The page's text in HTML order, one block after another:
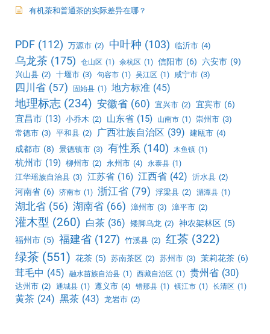
有机茶和普通茶的实际差异在哪？
PDF (112) 万源市 (2) 中叶种 (103) 临沂市 (4)
乌龙茶 (175) 仓山区 (1) 余杭区 (1) 信阳市 (6) 六安市 (9)
兴山县 (2) 十堰市 (3) 句容市 (1) 吴江区 (1) 咸宁市 (3)
四川省 (57) 固始县 (1) 地方标准 (45)
地理标志 (234) 安徽省 (60) 宜兴市 (2) 宜宾市 (6)
宜昌市 (13) 小乔木 (2) 山东省 (15) 山南市 (1) 崇州市 (3)
常德市 (3) 平和县 (2) 广西壮族自治区 (39) 建瓯市 (4)
成都市 (8) 景德镇市 (3) 有性系 (140) 木鱼镇 (1)
杭州市 (19) 柳州市 (2) 永州市 (4) 永泰县 (1)
江华瑶族自治县 (3) 江苏省 (16) 江西省 (42) 沂水县 (2)
河南省 (6) 济南市 (1) 浙江省 (79) 浮梁县 (2) 湄潭县 (1)
湖北省 (56) 湖南省 (66) 漳州市 (3) 漳平市 (2)
灌木型 (260) 白茶 (36) 矮脚乌龙 (2) 神农架林区 (5)
福州市 (5) 福建省 (127) 竹溪县 (2) 红茶 (322)
绿茶 (551) 花茶 (5) 苏南茶区 (2) 苏州市 (3) 茉莉花茶 (6)
茸毛中 (45) 融水苗族自治县 (1) 西藏自治区 (1) 贵州省 (30)
达州市 (2) 通城县 (1) 遵义市 (4) 错那县 (1) 镇江市 (1) 长清区 (1)
黄茶 (24) 黑茶 (43) 龙岩市 (2)